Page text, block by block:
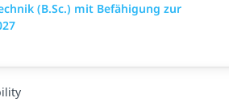
(B.Sc.) mit Befähigung zur